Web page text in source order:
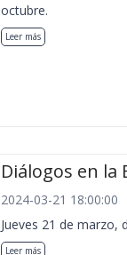
octubre.
Leer más
Diálogos en la
2024-03-21 18:00:00
Jueves 21 de marzo,
Leer más